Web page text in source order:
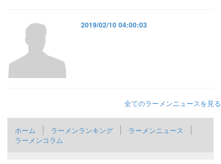
2019/02/10 04:00:03
全てのラーメンニュースを見る
ホーム ラーメンランキング
ラーメンニュース
ラーメンコラム